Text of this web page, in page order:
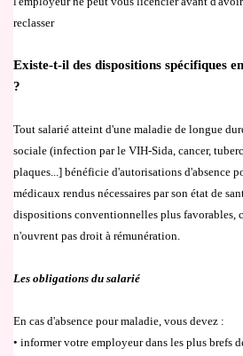
reclasser
Existe-t-il des dispositions spécifiques
?
Tout salarié atteint d'une maladie de longue dur
sociale (infection par le VIH-Sida, cancer,
plaques...] bénéficie d'autorisations d'absence
médicaux rendus nécessaires par son état de
dispositions conventionnelles plus favorables,
n'ouvrent pas droit à rémunération.
Les obligations du salarié
En cas d'absence pour maladie, vous devez :
• informer votre employeur dans les plus brefs d